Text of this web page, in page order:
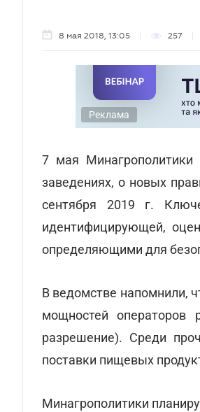
8 мая 2018, 13:05 257
Реклама
7 мая Минагрополитики
заведениях, о новых
сентября 2019 г.
идентифицирующей,
определяющими для
В ведомстве напомнили,
мощностей операторов
разрешение). Среди
поставки пищевых
Минагрополитики